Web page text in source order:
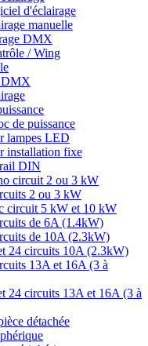
d'éclairage
manuelle
DMX
/ Wing
DMX
de puissance
lampes LED
installation fixe
DIN
circuit 2 ou 3 kW
2 ou 3 kW
circuit 5 kW et 10 kW
de 6A (1.4kW)
de 10A (2.3kW)
24 circuits 10A (2.3kW)
13A et 16A (3 à
24 circuits 13A et 16A (3 à
détachée